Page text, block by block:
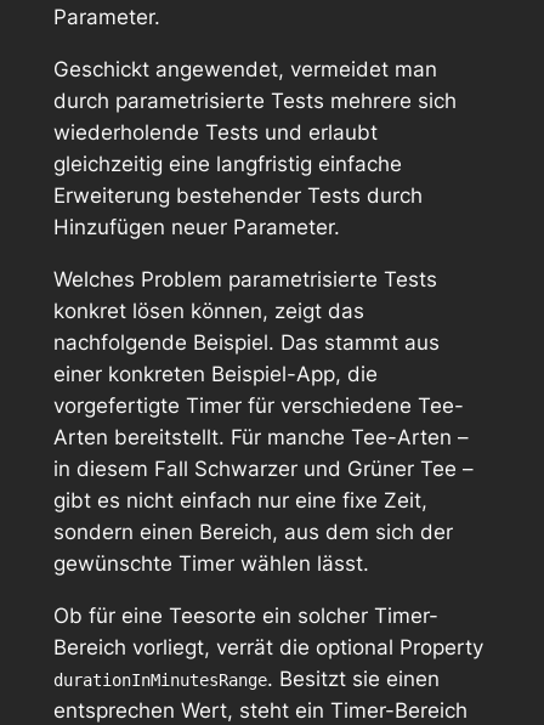
Parameter.
Geschickt angewendet, vermeidet man
durch parametrisierte Tests mehrere sich
wiederholende Tests und erlaubt
gleichzeitig eine langfristig einfache
Erweiterung bestehender Tests durch
Hinzufügen neuer Parameter.
Welches Problem parametrisierte Tests
konkret lösen können, zeigt das
nachfolgende Beispiel. Das stammt aus
einer konkreten Beispiel-App, die
vorgefertigte Timer für verschiedene Tee-
Arten bereitstellt. Für manche Tee-Arten –
in diesem Fall Schwarzer und Grüner Tee –
gibt es nicht einfach nur eine fixe Zeit,
sondern einen Bereich, aus dem sich der
gewünschte Timer wählen lässt.
Ob für eine Teesorte ein solcher Timer-
Bereich vorliegt, verrät die optional Property
durationInMinutesRange. Besitzt sie einen
entsprechen Wert, steht ein Timer-Bereich